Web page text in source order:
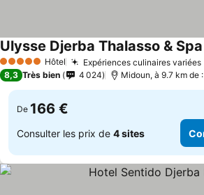
5 Étoiles Hôtel Expériences culinaires variées
Ulysse Djerba Thalasso & Spa
8,3 Très bien 4 024 Midoun, à 9.7 km de
De 166 €
Consulter les prix de 4 sites